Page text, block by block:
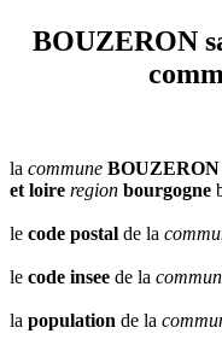
departement
H
K L M
N
O
P Q R S T
U
V
W X Y Z
BOUZERON
la commune BOUZERON
et loire region bourgogne
le code postal de la
le code insee de la
la population de la